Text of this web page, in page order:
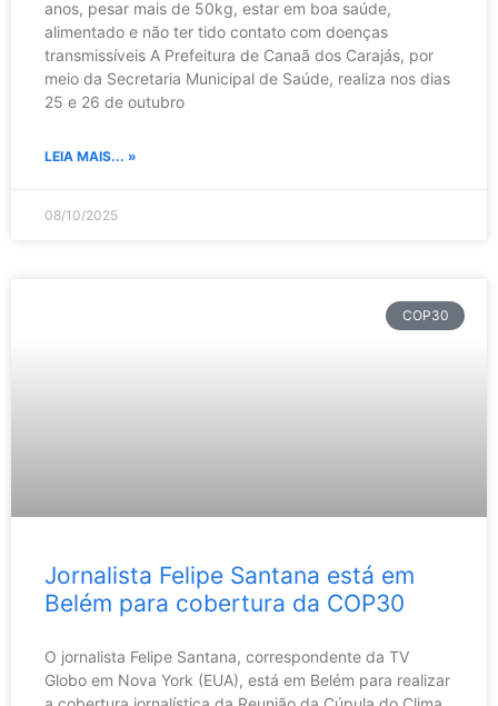
anos, pesar mais de 50kg, estar em boa saúde,
alimentado e não ter tido contato com doenças
transmissíveis A Prefeitura de Canaã dos Carajás, por
meio da Secretaria Municipal de Saúde, realiza nos dias
25 e 26 de outubro
LEIA MAIS... »
08/10/2025
COP30
Jornalista Felipe Santana está em
Belém para cobertura da COP30
O jornalista Felipe Santana, correspondente da TV
Globo em Nova York (EUA), está em Belém para realizar